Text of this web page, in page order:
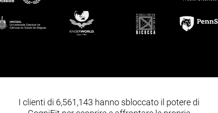
I clienti di 6,561,143 hanno sbloccato il potere di